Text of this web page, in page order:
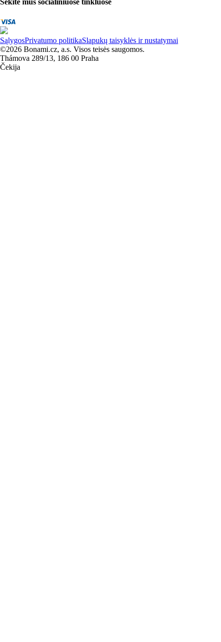
Sekite mus socialiniuose tinkluose
SąlygosPrivatumo politikaSlapukų taisyklės ir nustatymai
©2026 Bonami.cz, a.s. Visos teisės saugomos.
Thámova 289/13, 186 00 Praha
Čekija